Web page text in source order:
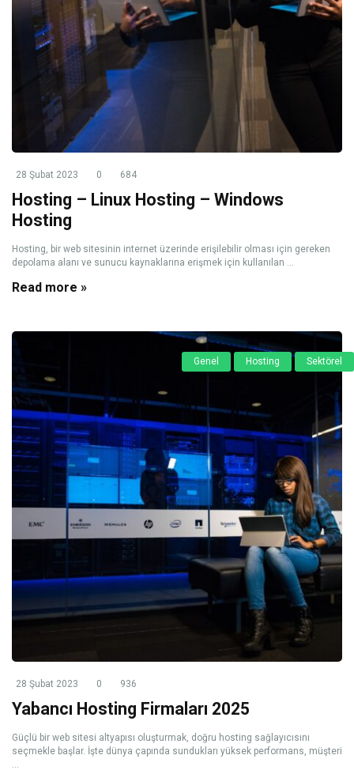
28 Şubat 2023 0 684
Hosting – Linux Hosting – Windows
Hosting
Hosting, bir web sitesinin internet üzerinde erişilebilir olması için gereken
depolama alanı ve sunucu kaynaklarına erişmek için kullanılan ...
Read more »
Genel Hosting Sektörel
28 Şubat 2023 0 936
Yabancı Hosting Firmaları 2025
Güçlü bir web sitesi altyapısı oluşturmak, doğru hosting sağlayıcısını
seçmekle başlar. İşte dünya çapında sundukları yüksek performans, müşteri